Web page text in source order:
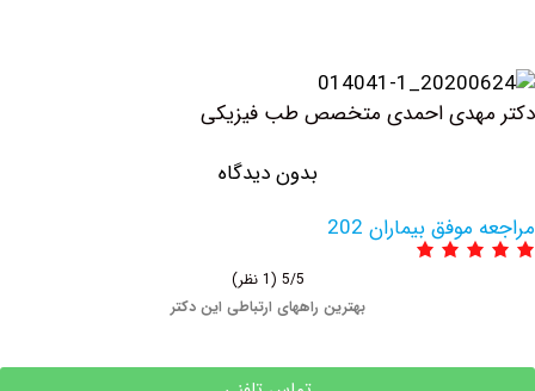
احمدی متخصص طب فیزیکی
بدون دیدگاه
بیماران 202
بهترین راههای ارتباطی این دکتر